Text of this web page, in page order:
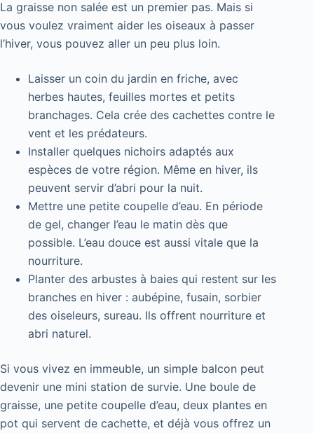
La graisse non salée est un premier pas. Mais si
vous voulez vraiment aider les oiseaux à passer
l’hiver, vous pouvez aller un peu plus loin.
Laisser un coin du jardin en friche, avec
herbes hautes, feuilles mortes et petits
branchages. Cela crée des cachettes contre le
vent et les prédateurs.
Installer quelques nichoirs adaptés aux
espèces de votre région. Même en hiver, ils
peuvent servir d’abri pour la nuit.
Mettre une petite coupelle d’eau. En période
de gel, changer l’eau le matin dès que
possible. L’eau douce est aussi vitale que la
nourriture.
Planter des arbustes à baies qui restent sur les
branches en hiver : aubépine, fusain, sorbier
des oiseleurs, sureau. Ils offrent nourriture et
abri naturel.
Si vous vivez en immeuble, un simple balcon peut
devenir une mini station de survie. Une boule de
graisse, une petite coupelle d’eau, deux plantes en
pot qui servent de cachette, et déjà vous offrez un